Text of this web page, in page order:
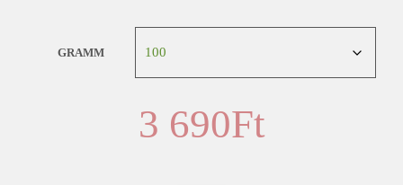
GRAMM
3 690Ft